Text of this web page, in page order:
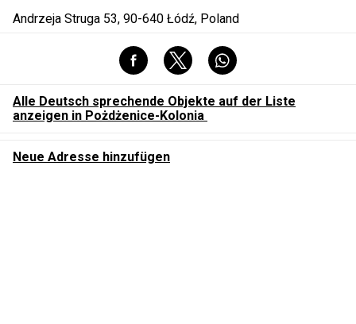
Andrzeja Struga 53, 90-640 Łódź, Poland
Alle Deutsch sprechende Objekte auf der Liste
anzeigen in Pożdżenice-Kolonia
Neue Adresse hinzufügen